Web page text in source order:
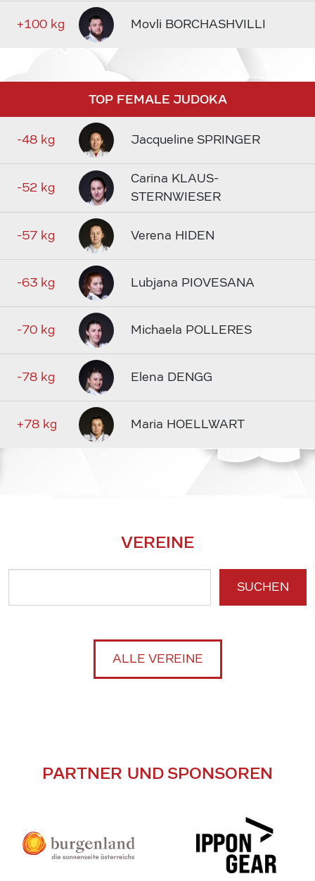
+100 kg Movli BORCHASHVILLI
TOP FEMALE JUDOKA
-48 kg Jacqueline SPRINGER
-52 kg
Carina KLAUS-
STERNWIESER
-57 kg Verena HIDEN
-63 kg Lubjana PIOVESANA
-70 kg Michaela POLLERES
-78 kg Elena DENGG
+78 kg Maria HOELLWART
VEREINE
SUCHEN
ALLE VEREINE
PARTNER UND SPONSOREN